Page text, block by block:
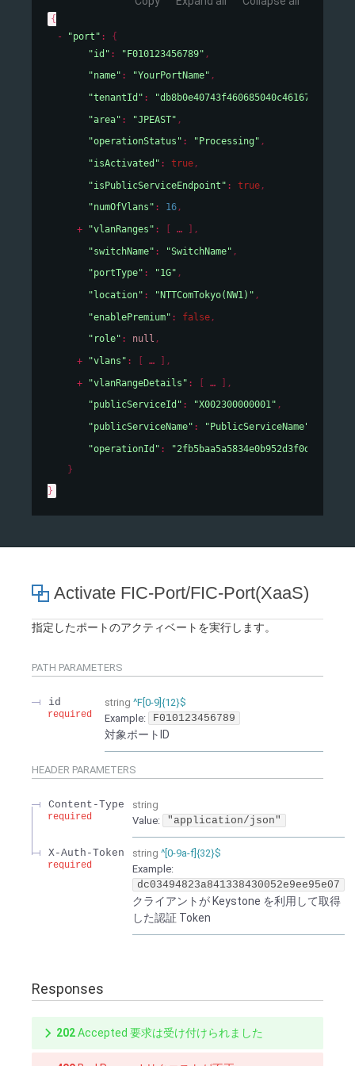
{
"port" : {
"id" : "F010123456789" ,
"name" : "YourPortName" ,
"tenantId" : "db8b0e40743f460685040c46167cf19e"
"area" : "JPEAST" ,
"operationStatus" : "Processing" ,
"isActivated" : true,
"isPublicServiceEndpoint" : true,
"numOfVlans" : 16,
"vlanRanges" :
,
"switchName" : "SwitchName" ,
"portType" : "1G" ,
"location" : "NTTComTokyo(NW1)" ,
"enablePremium" : false,
"role" : null ,
"vlans" :
,
"vlanRangeDetails" : [ ] ,
"publicServiceId" : "X002300000001" ,
"publicServiceName" : "PublicServiceName"
"operationId" :
}
}
Activate FIC-Port/FIC-Port(XaaS)
指定したポートのアクティベートを実行します。
PATH PARAMETERS
id
required
string ^F[0-9]{12}$
Example:
F010123456789
対象ポートID
HEADER PARAMETERS
Content-Type
required
string
Value: "application/json"
X-Auth-Token
required
string ^[0-9a-f]{32}$
Example:
dc03494823a841338430052e9ee95e07
クライアントが Keystone を利用して取得
した認証 Token
Responses
202Accepted 要求は受け付けられました